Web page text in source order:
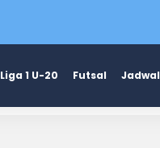
Liga 1 U-20 Futsal Jadwal